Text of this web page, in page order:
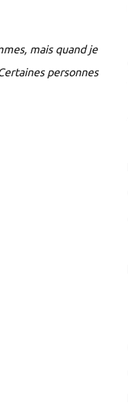
mais quand je
personnes